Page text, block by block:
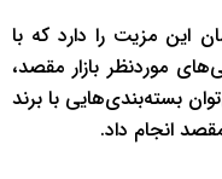
این مزیت را دارد که با
موردنظر بازار مقصد،
بسته‌بندی‌هایی با برند
انجام داد.